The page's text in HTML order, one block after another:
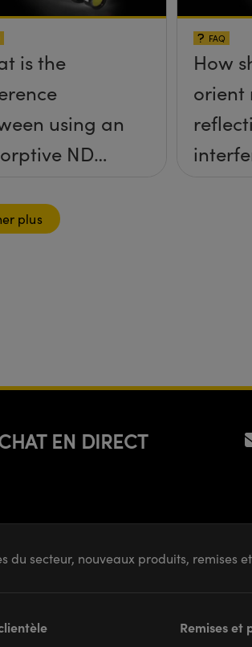
is the
using an
ND
ND
FAQ
How
orient
plus
EN DIRECT
du secteur, nouveaux produits, remises
Remises et